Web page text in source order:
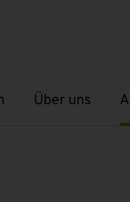
Über uns
Untermenü öffnen